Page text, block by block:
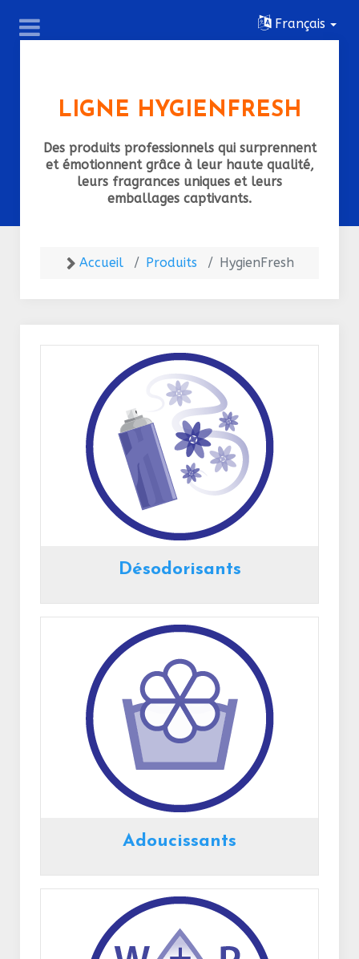
Français
LIGNE HYGIENFRESH
Des produits professionnels qui surprennent
et émotionnent grâce à leur haute qualité,
leurs fragrances uniques et leurs
emballages captivants.
Accueil Produits HygienFresh
Désodorisants
Adoucissants